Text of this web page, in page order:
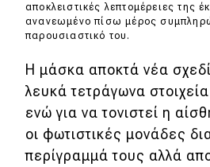
αποκλειστικές λεπτομέρειες της
ανανεωμένο πίσω μέρος
παρουσιαστικό του.
Η μάσκα αποκτά νέα
λευκά τετράγωνα
ενώ για να τονιστεί η
οι φωτιστικές μονάδες
περίγραμμά τους αλλά